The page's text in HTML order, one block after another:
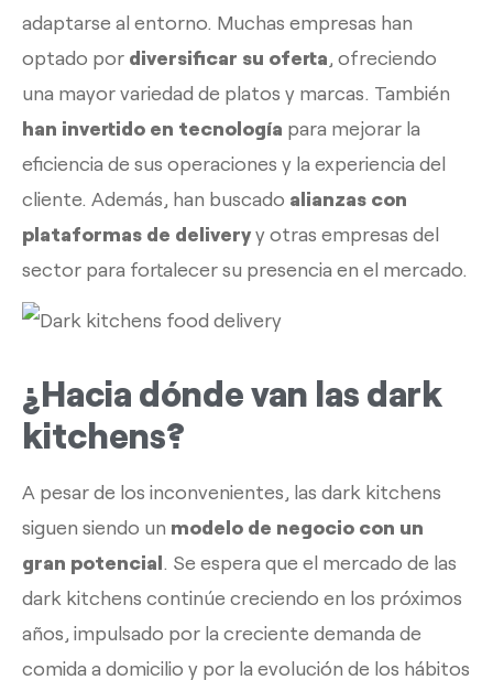
adaptarse al entorno. Muchas empresas han
optado por diversificar su oferta, ofreciendo
una mayor variedad de platos y marcas. También
han invertido en tecnología para mejorar la
eficiencia de sus operaciones y la experiencia del
cliente. Además, han buscado alianzas con
plataformas de deliveryy otras empresas del
sector para fortalecer su presencia en el mercado.
¿Hacia dónde van las dark
kitchens?
A pesar de los inconvenientes, las dark kitchens
siguen siendo un modelo de negocio con un
gran potencial. Se espera que el mercado de las
dark kitchens continúe creciendo en los próximos
años, impulsado por la creciente demanda de
comida a domicilio y por la evolución de los hábitos